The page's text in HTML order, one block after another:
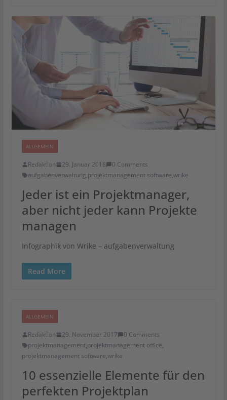
ALLGEMEIN
Redaktion 29. Januar 2018
0 Comments
aufgabenverwaltung,projektmanagement software,wrike
Jeder ist ein Projektmanager,
aber nicht jeder kann Projekte
managen
Infographik von Wrike – aufgabenverwaltung
Read More
ALLGEMEIN
Redaktion 29. November 2017
0 Comments
projektmanagement,projektmanagement office,
projektmanagement software,wrike
10 essenzielle Elemente für den
perfekten Projektplan